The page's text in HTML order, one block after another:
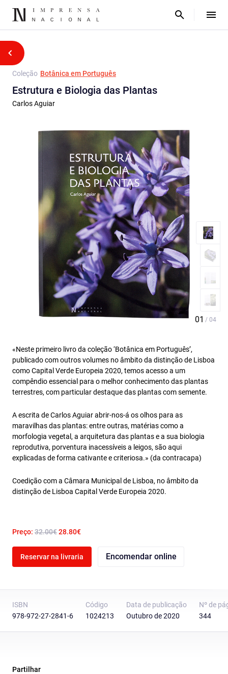
Coleção Botânica em Português
Estrutura e Biologia das Plantas
Carlos Aguiar
«Neste primeiro livro da coleção ‘Botânica em Português’,
publicado com outros volumes no âmbito da distinção de Lisboa
como Capital Verde Europeia 2020, temos acesso a um
compêndio essencial para o melhor conhecimento das plantas
terrestres, com particular destaque das plantas com semente.
A escrita de Carlos Aguiar abrir-nos-á os olhos para as
maravilhas das plantas: entre outras, matérias como a
morfologia vegetal, a arquitetura das plantas e a sua biologia
reprodutiva, porventura inacessíveis a leigos, são aqui
explicadas de forma cativante e criteriosa.» (da contracapa)
Coedição com a Câmara Municipal de Lisboa, no âmbito da
distinção de Lisboa Capital Verde Europeia 2020.
Preço: 32.00€28.80€
Reservar na livraria Encomendar online
ISBN
978-972-27-2841-6
Código
1024213
Data de publicação
Outubro de 2020
Nº de
344
Partilhar